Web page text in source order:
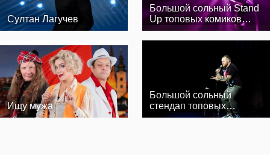
Султан Лагучев
Большой сольный Stand
Up топовых комиков
СПб и Мск
Ищу мужа
Большой сольный
стендап топовых
комиков СПб и Мск